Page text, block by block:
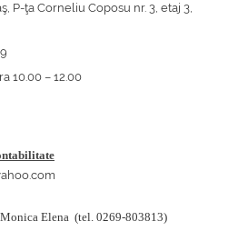
P-ţa Corneliu Coposu nr. 3, etaj 3,
10.00 – 12.00
Elena (tel. 0269-803813)